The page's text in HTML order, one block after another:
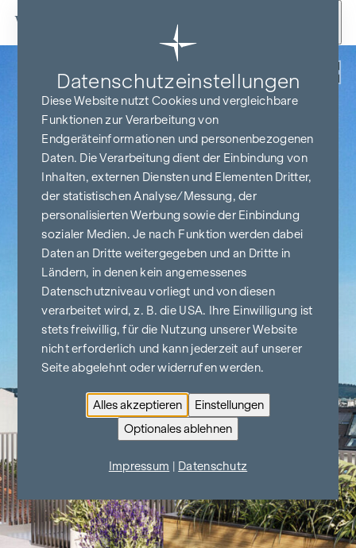
Zum Inhalt springen
Datenschutz­einstellungen
Diese Website nutzt Cookies und vergleichbare
Funktionen zur Verarbeitung von
Endgeräteinformationen und personenbezogenen
Daten. Die Verarbeitung dient der Einbindung von
Inhalten, externen Diensten und Elementen Dritter,
der statistischen Analyse/Messung, der
personalisierten Werbung sowie der Einbindung
sozialer Medien. Je nach Funktion werden dabei
Daten an Dritte weitergegeben und an Dritte in
Ländern, in denen kein angemessenes
Datenschutzniveau vorliegt und von diesen
verarbeitet wird, z. B. die USA. Ihre Einwilligung ist
stets freiwillig, für die Nutzung unserer Website
nicht erforderlich und kann jederzeit auf unserer
Seite abgelehnt oder widerrufen werden.
Alles akzeptieren
Einstellungen
Optionales ablehnen
Impressum Datenschutz